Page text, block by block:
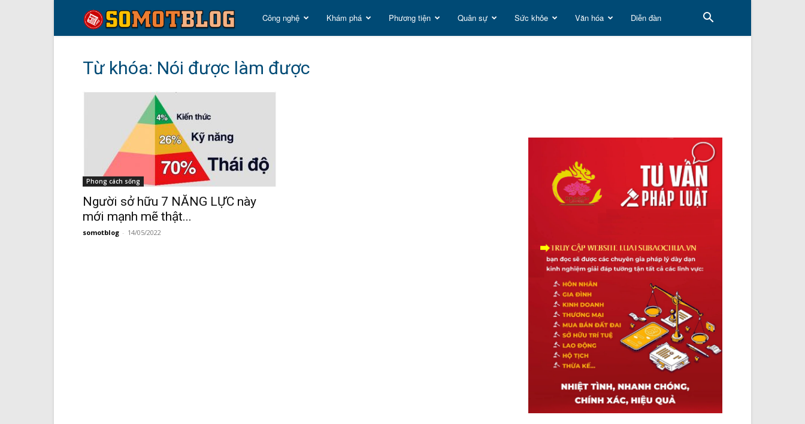
soCông nghệ Khám phá Phương tiện Quân sự Sức khỏe Văn hóa Diễn đàn
Từ khóa: Nói được làm được
Phong cách sống
Người sở hữu 7 NĂNG LỰC này
mới mạnh mẽ thật...
somotblog - 14/05/2022